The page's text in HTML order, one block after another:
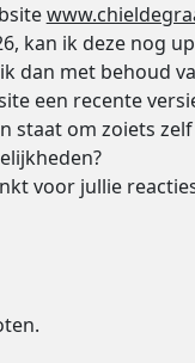
kan ik deze nog
dan met behoud
een recente
staat om zoiets
voor jullie